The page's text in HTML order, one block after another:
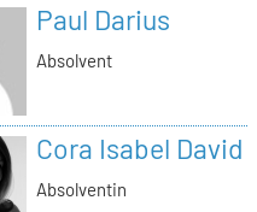
Paul Darius
Absolvent
Cora Isabel David
Absolventin